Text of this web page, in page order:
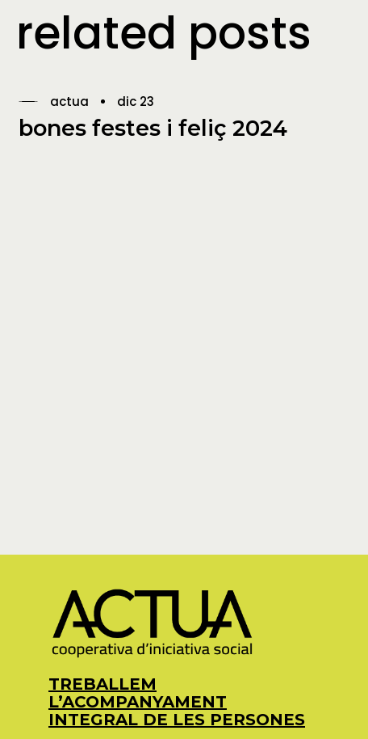
related posts
actua dic 23
bones festes i feliç 2024
TREBALLEM
L’ACOMPANYAMENT
INTEGRAL DE LES PERSONES